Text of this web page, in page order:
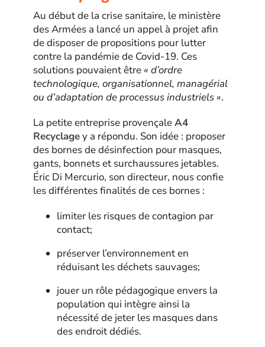
Au début de la crise sanitaire, le ministère
des Armées a lancé un appel à projet afin
de disposer de propositions pour lutter
contre la pandémie de Covid-19. Ces
solutions pouvaient être « d’ordre
technologique, organisationnel, managérial
ou d’adaptation de processus industriels ».
La petite entreprise provençaleA4
Recyclagey a répondu. Son idée : proposer
des bornes de désinfection pour masques,
gants, bonnets et surchaussures jetables.
Éric Di Mercurio, son directeur, nous confie
les différentes finalités de ces bornes :
limiter les risques de contagion par
contact;
préserver l’environnement en
réduisant les déchets sauvages;
jouer un rôle pédagogique envers la
population qui intègre ainsi la
nécessité de jeter les masques dans
des endroit dédiés.